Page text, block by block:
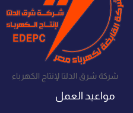
شركة شرق الدلتا لإنتاج الكهرباء
مواعيد العمل